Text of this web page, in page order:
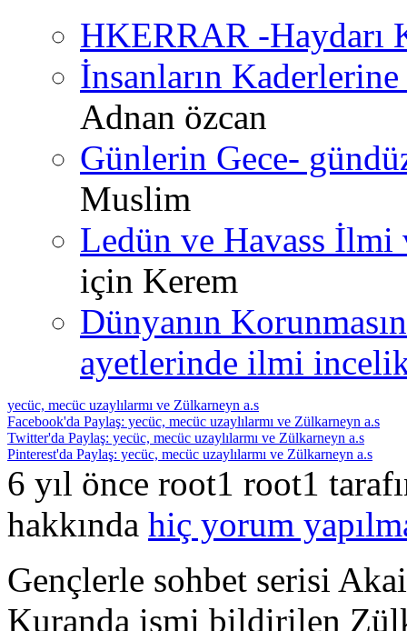
HKERRAR -Haydarı
İnsanların
Adnan özcan
Günlerin Gece-
Muslim
Ledün ve Havass İlmi
için Kerem
Dünyanın
ayetlerinde ilmi
yecüc, mecüc uzaylılarmı ve Zülkarneyn a.s
Facebook'da Paylaş: yecüc, mecüc uzaylılarmı ve Zülkarneyn a.s
Twitter'da Paylaş: yecüc, mecüc uzaylılarmı ve Zülkarneyn a.s
Pinterest'da Paylaş: yecüc, mecüc uzaylılarmı ve Zülkarneyn a.s
6 yıl önce root1 root1
hakkında hiç yorum
Gençlerle sohbet serisi
Kuranda ismi bildirilen